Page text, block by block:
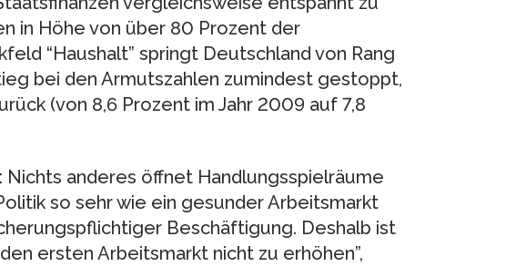
in Höhe von über 80 Prozent der
“Haushalt” springt Deutschland von Rang
bei den Armutszahlen zumindest gestoppt,
(von 8,6 Prozent im Jahr 2009 auf 7,8
Nichts anderes öffnet Handlungsspielräume
so sehr wie ein gesunder Arbeitsmarkt
Beschäftigung. Deshalb ist
ersten Arbeitsmarkt nicht zu erhöhen”,